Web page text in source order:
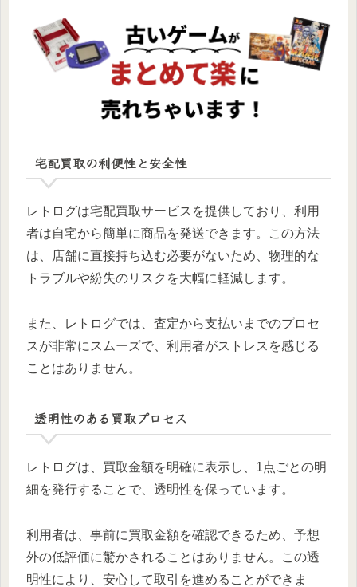
宅配買取の利便性と安全性
レトログは宅配買取サービスを提供しており、利用
者は自宅から簡単に商品を発送できます。この方法
は、店舗に直接持ち込む必要がないため、物理的な
トラブルや紛失のリスクを大幅に軽減します。
また、レトログでは、査定から支払いまでのプロセ
スが非常にスムーズで、利用者がストレスを感じる
ことはありません。
透明性のある買取プロセス
レトログは、買取金額を明確に表示し、1点ごとの明
細を発行することで、透明性を保っています。
利用者は、事前に買取金額を確認できるため、予想
外の低評価に驚かされることはありません。この透
明性により、安心して取引を進めることができま